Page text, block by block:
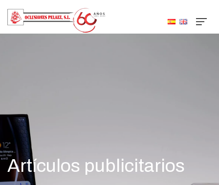
Artículos publicitarios